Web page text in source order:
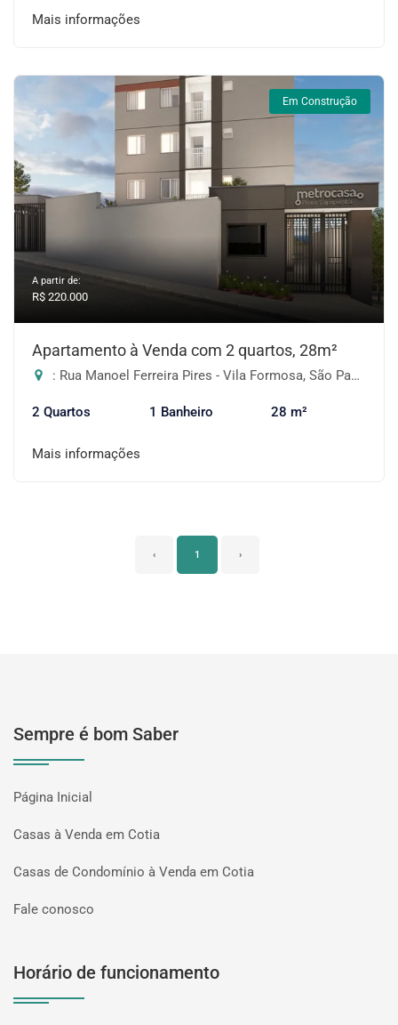
Mais informações
Em Construção
A partir de:
R$ 220.000
Apartamento à Venda com 2 quartos, 28m²
: Rua Manoel Ferreira Pires - Vila Formosa, São Paulo-SP
2 Quartos 1 Banheiro 28 m²
Mais informações
‹ 1 ›
Sempre é bom Saber
Página Inicial
Casas à Venda em Cotia
Casas de Condomínio à Venda em Cotia
Fale conosco
Horário de funcionamento